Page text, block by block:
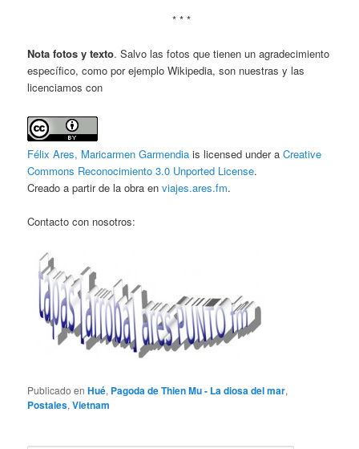
* * *
Nota fotos y texto. Salvo las fotos que tienen un agradecimiento
específico, como por ejemplo Wikipedia, son nuestras y las
licenciamos con
Félix Ares, Maricarmen Garmendia is licensed under aCreative
Commons Reconocimiento 3.0 Unported License.
Creado a partir de la obra enviajes.ares.fm.
Contacto con nosotros:
Publicado en Hué, Pagoda de Thien Mu - La diosa del mar,
Postales,Vietnam